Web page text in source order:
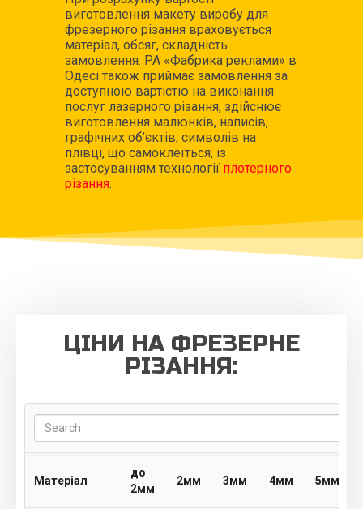
виготовлення макету виробу для
фрезерного різання враховується
матеріал, обсяг, складність
замовлення. РА «Фабрика реклами» в
Одесі також приймає замовлення за
доступною вартістю на виконання
послуг лазерного різання, здійснює
виготовлення малюнків, написів,
графічних об’єктів, символів на
плівці, що самоклеїться, із
застосуванням технології плотерного
різання.
ЦІНИ НА ФРЕЗЕРНЕ
РІЗАННЯ:
Search
Матеріал
до
2мм
2мм 3мм 4мм 5мм